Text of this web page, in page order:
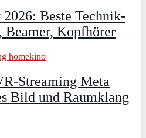
Beste Technik-
Beamer, Kopfhörer
Meta
Bild und Raumklang